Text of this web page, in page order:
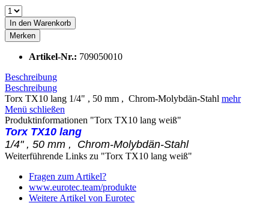
In den Warenkorb
Merken
Artikel-Nr.: 709050010
Beschreibung
Beschreibung
Torx TX10 lang 1/4" , 50 mm , Chrom-Molybdän-Stahl mehr
Menü schließen
Produktinformationen "Torx TX10 lang weiß"
Torx TX10 lang
1/4" , 50 mm , Chrom-Molybdän-Stahl
Weiterführende Links zu "Torx TX10 lang weiß"
Fragen zum Artikel?
www.eurotec.team/produkte
Weitere Artikel von Eurotec